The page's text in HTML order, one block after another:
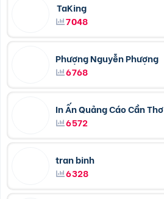
TaKing
7048
Phượng Nguyễn Phượng
6768
In Ấn Quảng Cáo Cần Thơ
6572
tran binh
6328